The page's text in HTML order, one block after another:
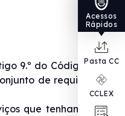
Acessos
Rápidos
Pasta CC
CCLEX
9.º do Código do
de requisitos,
que tenham por